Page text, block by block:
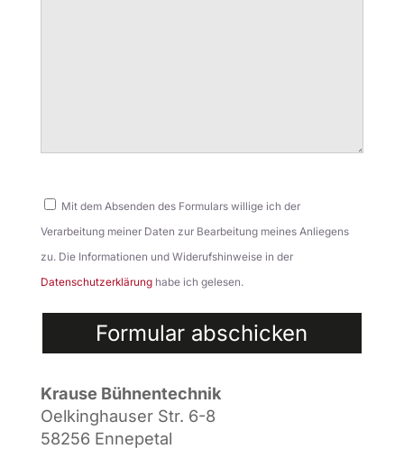
lasse
dieses
Feld
leer.
Mit dem Absenden des Formulars willige ich der
Verarbeitung meiner Daten zur Bearbeitung meines Anliegens
zu. Die Informationen und Widerufshinweise in der
Datenschutzerklärunghabe ich gelesen.
Krause Bühnentechnik
Oelkinghauser Str. 6-8
58256 Ennepetal